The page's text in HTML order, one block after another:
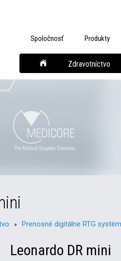
Spoločnosť Produkty
Zdravotníctvo
» Prenosné digitálne RTG
Leonardo DR mini